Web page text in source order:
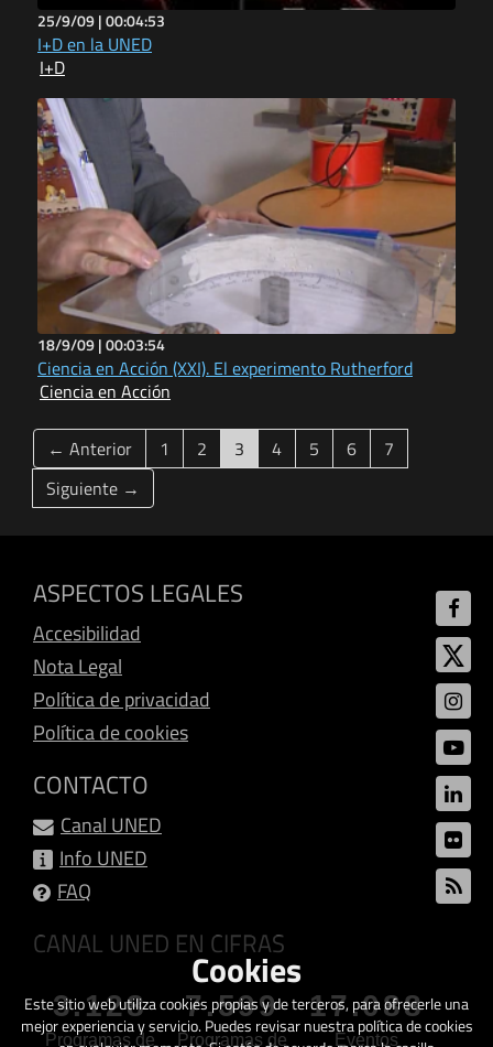
25/9/09 |00:04:53
I+D en la UNED
I+D
18/9/09 |00:03:54
Ciencia en Acción (XXI). El experimento Rutherford
Ciencia en Acción
← Anterior 1 2 3 (current)
4 5 6
7
Siguiente →
ASPECTOS LEGALES
Accesibilidad
Nota Legal
Política de privacidad
Política de cookies
CONTACTO
Canal UNED
Info UNED
FAQ
CANAL UNED EN CIFRAS
3.128
Programas de
7.599
Programas de
17.088
Eventos
Cookies
Este sitio web utiliza cookies propias y de terceros, para ofrecerle una
mejor experiencia y servicio. Puedes revisar nuestra política de cookies